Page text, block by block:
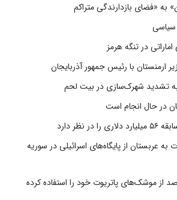
به «فضای بازدارندگی متراکم
سیاسی
در تنگه هرمز
با رئیس جمهور آذربایجان
تشدید شهرک‌سازی در بیت‌ لحم
در حال انجام است
نظر دارد
عربستان از پایگاه‌های اسرائیلی در سوریه
عربستان ۸۶ درصد از موشک‌های پاتریوت خود را استفاده کرده